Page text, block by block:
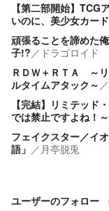
【第二部開始】TCG
いのに、美少女カー
頑張ることを諦めた
子!?／ ドラゴロイド
ＲＤＷ＋ＲＴＡ ～
ルタイムアタック～ ／
【完結】リミテッド
では禁止ですよね！～
フェイクスター／イ
語」 ／ 月亭脱兎
ユーザーのフォロー